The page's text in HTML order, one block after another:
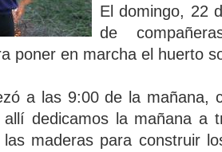
El domingo, 22
de
poner en marcha el huerto
a las 9:00 de la mañana,
dedicamos la mañana a
maderas para construir